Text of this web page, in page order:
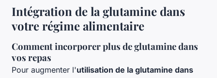
Intégration de la glutamine dans
votre régime alimentaire
Comment incorporer plus de glutamine dans
vos repas
Pour augmenter l'utilisation de la glutamine dans